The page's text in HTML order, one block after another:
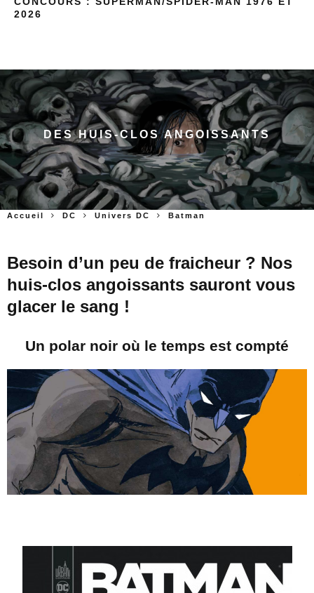
2026
DES HUIS-CLOS ANGOISSANTS
Accueil DC Univers DC Batman
Besoin d’un peu de fraicheur ? Nos
huis-clos angoissants sauront vous
glacer le sang !
Un polar noir où le temps est compté